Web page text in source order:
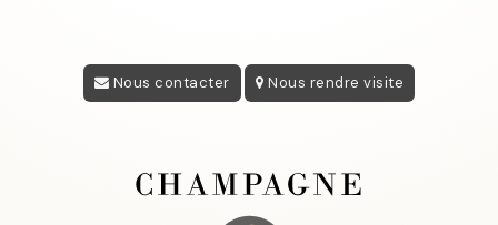
Nous contacter Nous rendre visite